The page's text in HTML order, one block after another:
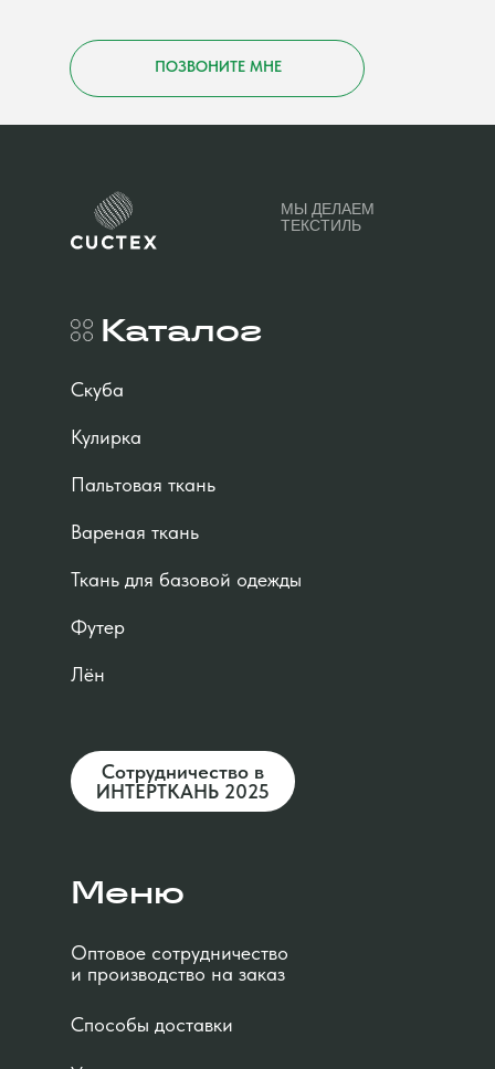
ПОЗВОНИТЕ МНЕ
Каталог
Скуба
Кулирка
Пальтовая ткань
Вареная ткань
Ткань для базовой одежды
Футер
Лён
Меню
Оптовое сотрудничество
и производство на заказ
Способы доставки
МЫ ДЕЛАЕМ
ТЕКСТИЛЬ
Сотрудничество в
ИНТЕРТКАНЬ 2025